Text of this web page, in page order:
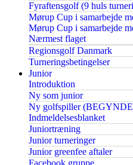
Fyraftensgolf (9 huls
Mørup Cup i samarbejde
Mørup Cup i samarbejde
Nærmest flaget
Regionsgolf Danmark
Turneringsbetingelser
Junior
Introduktion
Ny som junior
Ny golfspiller
Indmeldelsesblanket
Juniortræning
Junior turneringer
Junior greenfee aftaler
Facebook gruppe